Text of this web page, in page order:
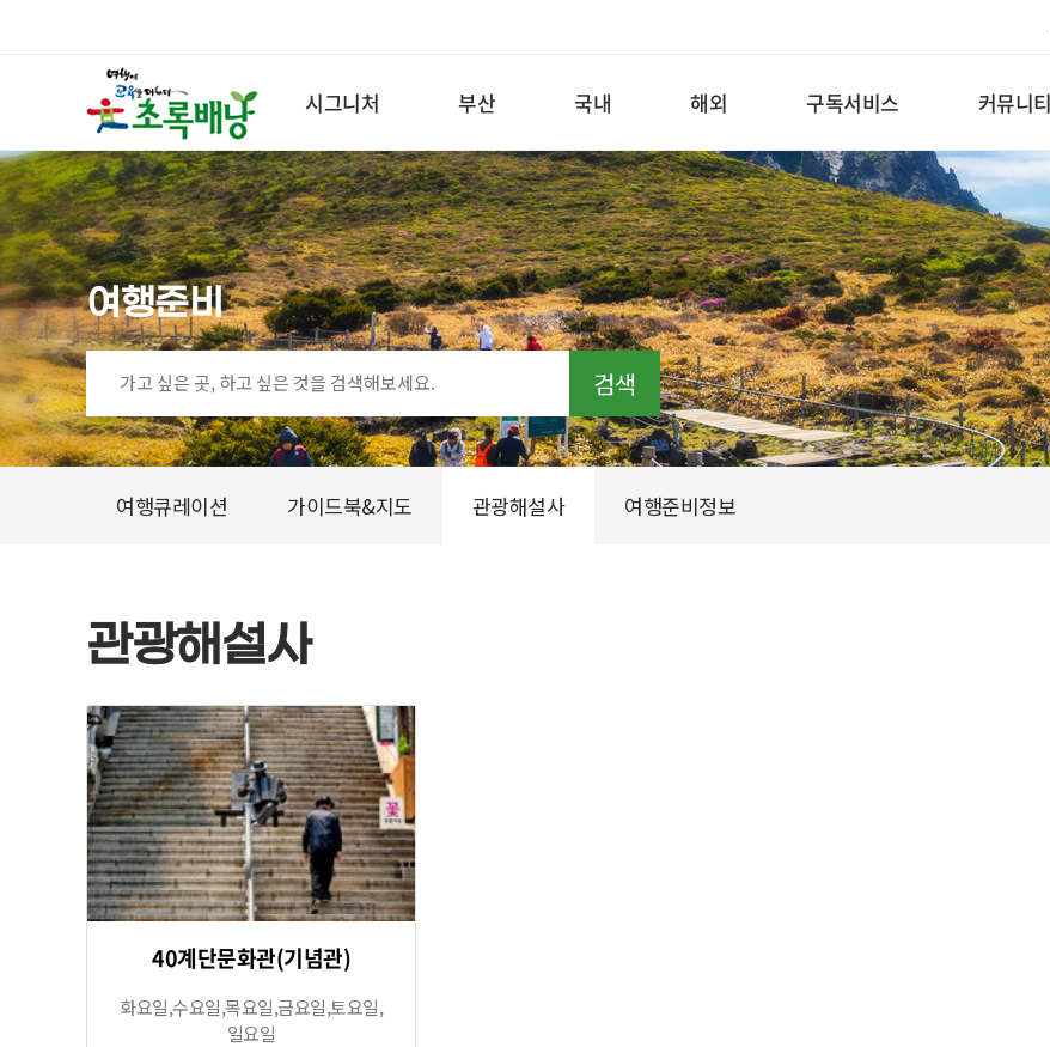
시그니처 부산 국내 해외 구독서비스 커뮤니티
여행준비
검색
여행큐레이션 가이드북&지도 관광해설사 여행준비정보
관광해설사
40계단문화관(기념관)
화요일,수요일,목요일,금요일,토요일,
일요일